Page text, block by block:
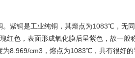
紫铜是工业纯铜，其熔点为1083℃，无
红色，表面形成氧化膜后呈紫色，故一般
8.969/cm3，熔点为1083℃，具有很好